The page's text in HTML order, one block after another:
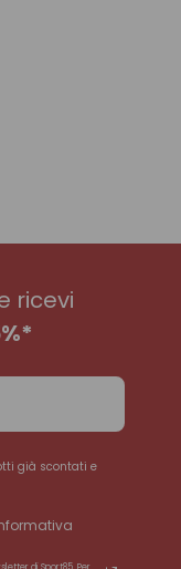
ricevi
già scontati e